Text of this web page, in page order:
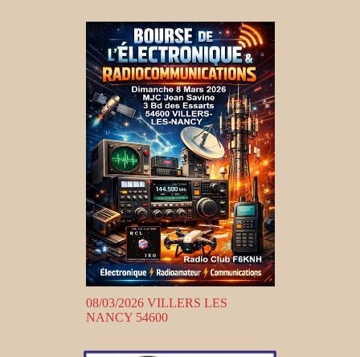
08/03/2026 VILLERS LES
NANCY 54600